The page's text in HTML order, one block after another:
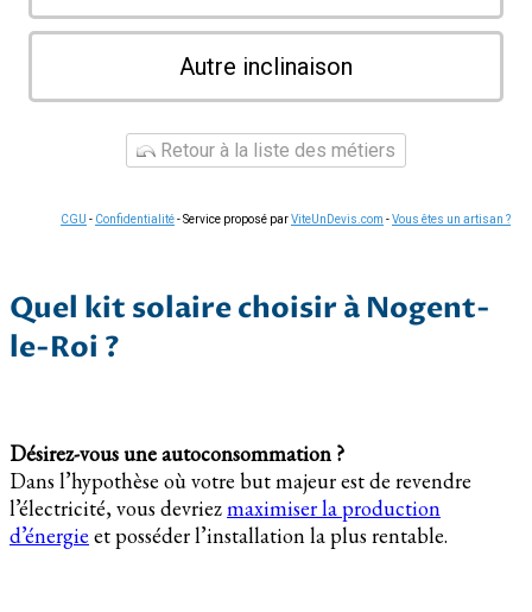
Autre inclinaison
Retour à la liste des métiers
CGU - Confidentialité- Service proposé parViteUnDevis.com -Vous êtes un artisan ?
Quel kit solaire choisir à Nogent-
le-Roi ?
Désirez-vous une autoconsommation ?
Dans l’hypothèse où votre but majeur est de revendre
l’électricité, vous devriezmaximiser la production
d’énergie et posséder l’installation la plus rentable.